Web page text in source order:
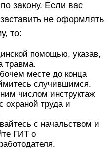
закону. Если вас
не оформлять
то:
помощью, указав,
травма.
месте до конца
случившимся.
числом инструктаж
охраной труда и
с начальством и
ГИТ о